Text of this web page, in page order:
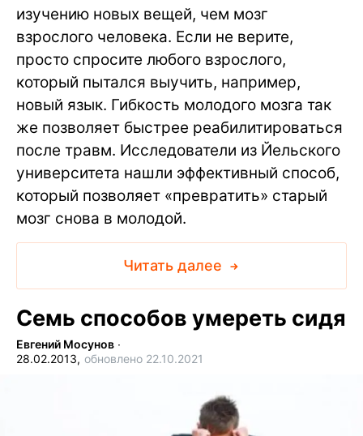
изучению новых вещей, чем мозг
взрослого человека. Если не верите,
просто спросите любого взрослого,
который пытался выучить, например,
новый язык. Гибкость молодого мозга так
же позволяет быстрее реабилитироваться
после травм. Исследователи из Йельского
университета нашли эффективный способ,
который позволяет «превратить» старый
мозг снова в молодой.
Читать далее
Семь способов умереть сидя
Евгений Мосунов ∙
28.02.2013, обновлено 22.10.2021